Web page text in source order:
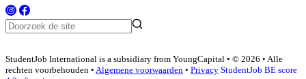
StudentJob International is a subsidiary from YoungCapital • © 2026 • Alle
rechten voorbehouden • Algemene voorwaarden • Privacy StudentJob BE score